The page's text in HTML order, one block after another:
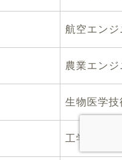
航空エンジ
農業エンジ
生物医学技
工学技術者